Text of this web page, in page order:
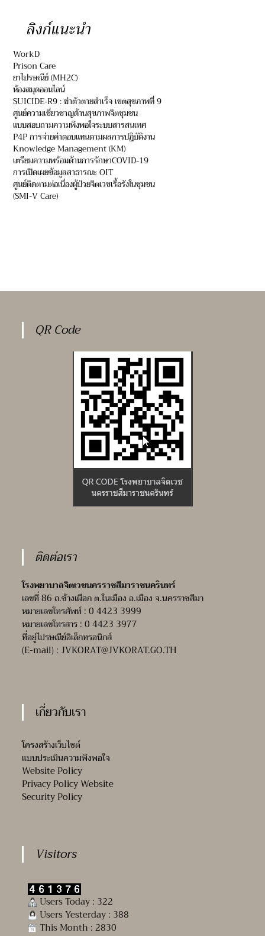
ลิงก์แนะนำ
WorkD
Prison Care
ยาไปรษณีย์ (MH2C)
ห้องสมุดออนไลน์
SUICIDE-R9 : ฆ่าตัวตายสำเร็จ เขตสุขภาพที่ 9
ศูนย์ความเชี่ยวชาญด้านสุขภาพจิตชุมชน
แบบสอบถามความพึงพอใจระบบสารสนเทศ
P4P การจ่ายค่าตอบแทนตามผลการปฏิบัติงาน
Knowledge Management (KM)
เตรียมความพร้อมด้านการรักษาCOVID-19
การเปิดเผยข้อมูลสาธารณะ OIT
ศูนย์ติดตามต่อเนื่องผู้ป่วยจิตเวชเรื้อรังในชุมชน
(SMI-V Care)
QR Code
ติดต่อเรา
โรงพยาบาลจิตเวชนครราชสีมาราชนครินทร์
เลขที่ 86 ถ.ช้างเผือก ต.ในเมือง อ.เมือง จ.นครราชสีมา
หมายเลขโทรศัพท์ : 0 4423 3999
หมายเลขโทรสาร : 0 4423 3977
ที่อยู่ไปรษณีย์อิเล็กทรอนิกส์
(E-mail) : JVKORAT@JVKORAT.GO.TH
เกี่ยวกับเรา
โครงสร้างเว็บไซต์
แบบประเมินความพึงพอใจ
Website Policy
Privacy Policy Website
Security Policy
Visitors
Users Today : 322
Users Yesterday : 388
This Month : 2830